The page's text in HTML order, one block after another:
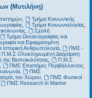
(Μυτιλήνη)
Τμήμα Κοινωνικής
, Τμήμα Κοινωνιολογίας,
,
Σχολή
Τμήμα Ωκεανογραφίας και
και Εφαρμοσμένη
Ιστορική Ανθρωπολογία,
ΠΜΣ -
Π.Μ.Σ Ολοκληρωμένη Διαχείριση
Βιοποικιλότητας,
Π.Μ.Σ
ΠΜΣ Επιστήμες Περιβάλλοντος,
,
ΠΜΣ
του Χώρου
ΠΜΣ Φυσικοί
ΠΜΣ Research in Marine